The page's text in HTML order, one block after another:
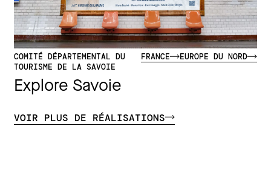
COMITÉ DÉPARTEMENTAL DU
TOURISME DE LA SAVOIE
FRANCE EUROPE DU NORD
Explore Savoie
VOIR PLUS DE RÉALISATIONS